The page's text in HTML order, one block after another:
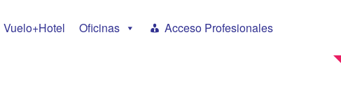
Vuelo+Hotel Oficinas Acceso Profesionales